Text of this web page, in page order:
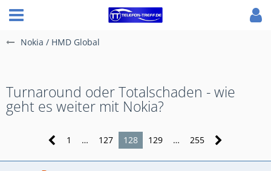
Nokia / HMD Global
Turnaround oder Totalschaden - wie
geht es weiter mit Nokia?
1 … 127 128 129 … 255